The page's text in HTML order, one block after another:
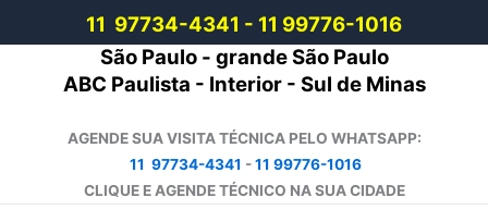
11 97734-4341 - 11 99776-1016
São Paulo - grande São Paulo
ABC Paulista - Interior - Sul de Minas
AGENDE SUA VISITA TÉCNICA PELO WHATSAPP:
11 97734-4341 -11 99776-1016
CLIQUE E AGENDE TÉCNICO NA SUA CIDADE